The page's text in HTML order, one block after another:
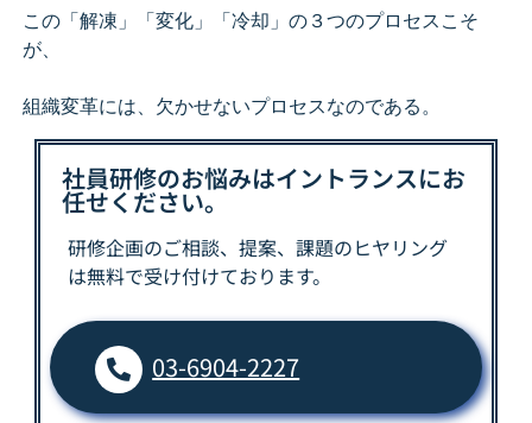
この「解凍」「変化」「冷却」の３つのプロセスこそ
が、
組織変革には、欠かせないプロセスなのである。
社員研修のお悩みはイントランスにお
任せください。
研修企画のご相談、提案、課題のヒヤリング
は無料で受け付けております。
03-6904-2227